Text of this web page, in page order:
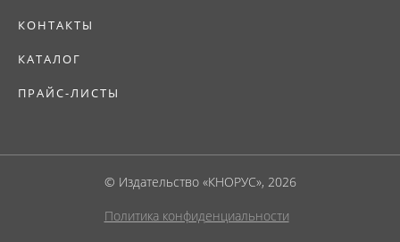
КОНТАКТЫ
КАТАЛОГ
ПРАЙС-ЛИСТЫ
© Издательство «КНОРУС», 2026
Политика конфиденциальности